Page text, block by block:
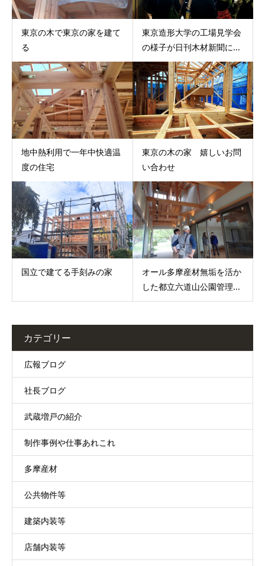
東京の木で東京の家を建て
る
東京造形大学の工場見学会
の様子が日刊木材新聞に...
地中熱利用で一年中快適温
度の住宅
東京の木の家 嬉しいお問
い合わせ
国立で建てる手刻みの家
オール多摩産材無垢を活か
した都立六道山公園管理...
カテゴリー
広報ブログ
社長ブログ
武蔵増戸の紹介
制作事例や仕事あれこれ
多摩産材
公共物件等
建築内装等
店舗内装等